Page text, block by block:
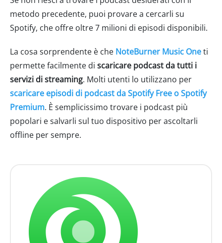
metodo precedente, puoi provare a cercarli su
Spotify, che offre oltre 7 milioni di episodi disponibili.
La cosa sorprendente è che NoteBurner Music Oneti
permette facilmente di scaricare podcast da tutti i
servizi di streaming. Molti utenti lo utilizzano per
scaricare episodi di podcast da Spotify Free o Spotify
Premium. È semplicissimo trovare i podcast più
popolari e salvarli sul tuo dispositivo per ascoltarli
offline per sempre.